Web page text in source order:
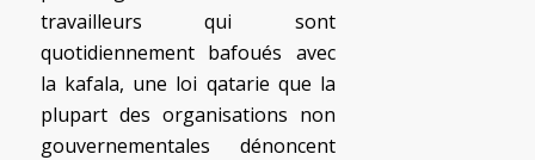
travailleurs qui sont
quotidiennement bafoués avec
la kafala, une loi qatarie que la
plupart des organisations non
gouvernementales dénoncent